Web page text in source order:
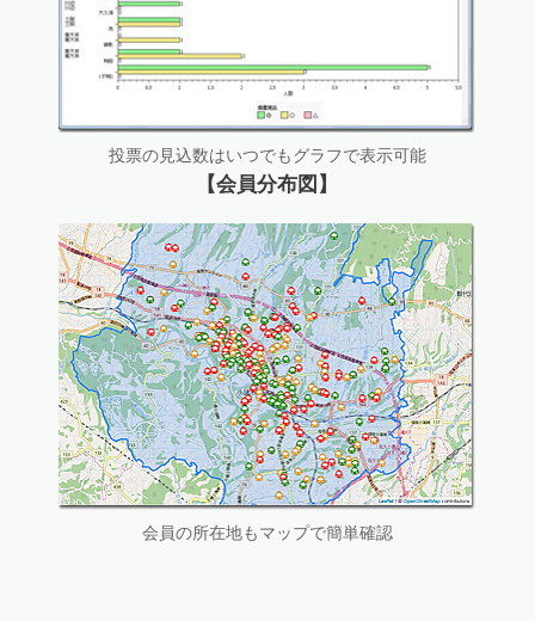
投票の見込数はいつでもグラフで表示可能
【会員分布図】
会員の所在地もマップで簡単確認